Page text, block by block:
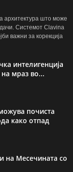
архитектура што може
Системот Clavina
важни за корекција
интелигенција
мраз во...
почиста
како отпад
на Месечината со